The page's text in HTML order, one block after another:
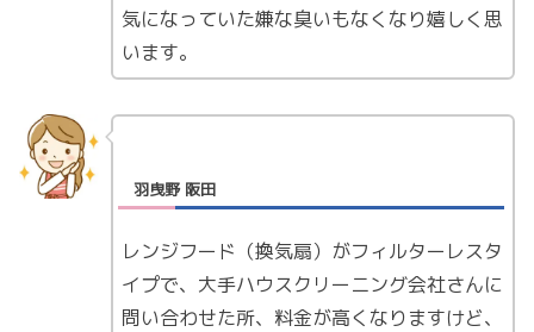
気になっていた嫌な臭いもなくなり嬉しく思
います。
羽曳野 阪田
レンジフード（換気扇）がフィルターレスタ
イプで、大手ハウスクリーニング会社さんに
問い合わせた所、料金が高くなりますけど、